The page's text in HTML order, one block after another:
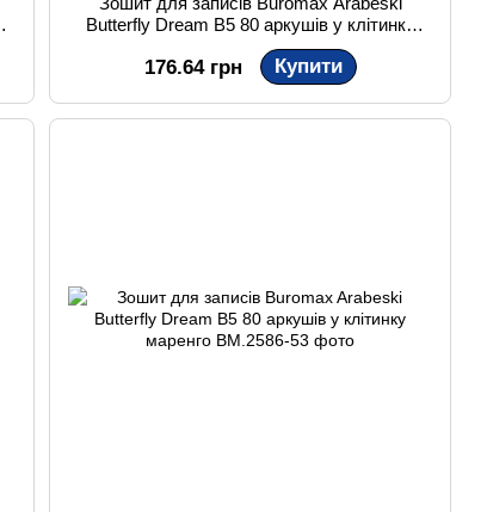
Butterfly Dream B5 80 аркушів у клітинку
176.64 грн Купити